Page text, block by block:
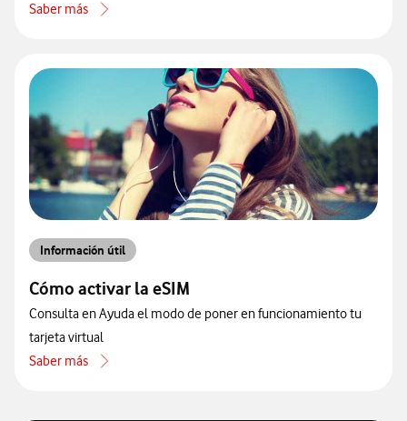
Saber más
acerca de Qué requisitos son necesarios para activar la eSIM
Información útil
Cómo activar la eSIM
Consulta en Ayuda el modo de poner en funcionamiento tu
tarjeta virtual
Saber más
acerca de Cómo activar la eSIM